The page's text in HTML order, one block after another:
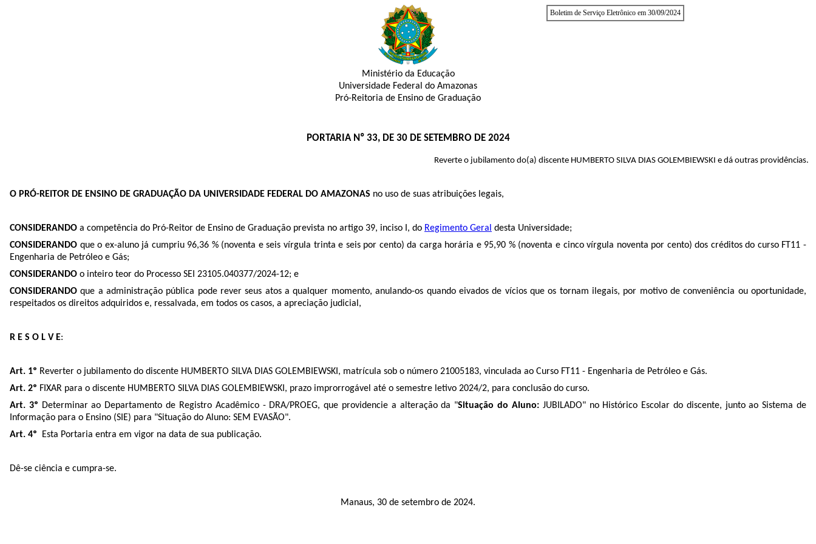
Boletim de Serviço Eletrônico em 30/09/2024
Ministério da Educação
Universidade Federal do Amazonas
Pró-Reitoria de Ensino de Graduação
PORTARIA Nº 33, DE 30 DE SETEMBRO DE 2024
Reverte o jubilamento do(a) discente HUMBERTO SILVA DIAS GOLEMBIEWSKI e dá outras providências.
O PRÓ-REITOR DE ENSINO DE GRADUAÇÃO DA UNIVERSIDADE FEDERAL DO AMAZONAS no uso de suas atribuições legais,
CONSIDERANDO a competência do Pró-Reitor de Ensino de Graduação prevista no artigo 39, inciso I, do Regimento Geral desta Universidade;
CONSIDERANDO que o ex-aluno já cumpriu 96,36 % (noventa e seis vírgula trinta e seis por cento) da carga horária e 95,90 % (noventa e cinco vírgula noventa por cento) dos créditos do curso FT11 -
Engenharia de Petróleo e Gás;
CONSIDERANDO o inteiro teor do Processo SEI 23105.040377/2024-12; e
CONSIDERANDOque a administração pública pode rever seus atos a qualquer momento, anulando-os quando eivados de vícios que os tornam ilegais, por motivo de conveniência ou oportunidade,
respeitados os direitos adquiridos e, ressalvada, em todos os casos, a apreciação judicial,
R E S O L V E:
Art. 1º Reverter o jubilamento do discente HUMBERTO SILVA DIAS GOLEMBIEWSKI, matrícula sob o número 21005183, vinculada ao Curso FT11 - Engenharia de Petróleo e Gás.
Art. 2º FIXAR para o discente HUMBERTO SILVA DIAS GOLEMBIEWSKI, prazo improrrogável até o semestre letivo 2024/2, para conclusão do curso.
Art. 3º Determinar ao Departamento de Registro Acadêmico - DRA/PROEG, que providencie a alteração da "Situação do Aluno: JUBILADO" no Histórico Escolar do discente, junto ao Sistema de
Informação para o Ensino (SIE) para "Situação do Aluno: SEM EVASÃO".
Art. 4º Esta Portaria entra em vigor na data de sua publicação.
Dê-se ciência e cumpra-se.
Manaus, 30 de setembro de 2024.